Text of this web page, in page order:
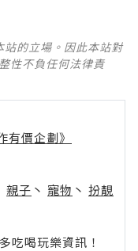
的立場。因此本站對
性不負任何法律責
有價企劃》
親子 丶 寵物 丶 扮靚
吃喝玩樂資訊！